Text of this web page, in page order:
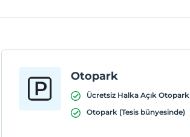
Otopark
Ücretsiz Halka Açık Otopark
Otopark (Tesis bünyesinde)